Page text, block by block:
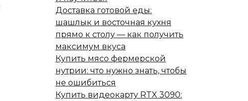
Доставка готовой еды:
шашлык и восточная кухня
прямо к столу — как получить
максимум вкуса
Купить мясо фермерской
нутрии: что нужно знать, чтобы
не ошибиться
Купить видеокарту RTX 3090: